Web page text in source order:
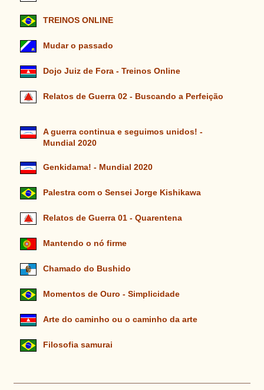
TREINOS ONLINE
Mudar o passado
Dojo Juiz de Fora - Treinos Online
Relatos de Guerra 02 - Buscando a Perfeição
A guerra continua e seguimos unidos! -
Mundial 2020
Genkidama! - Mundial 2020
Palestra com o Sensei Jorge Kishikawa
Relatos de Guerra 01 - Quarentena
Mantendo o nó firme
Chamado do Bushido
Momentos de Ouro - Simplicidade
Arte do caminho ou o caminho da arte
Filosofia samurai